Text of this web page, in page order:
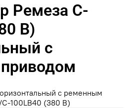
Ремеза C-
В)
с
с ременным
100LB40 (380 В)